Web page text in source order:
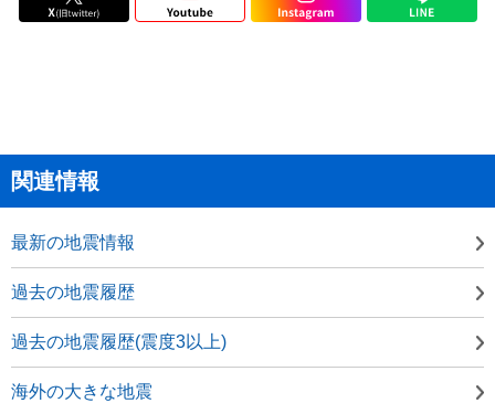
関連情報
最新の地震情報
過去の地震履歴
過去の地震履歴(震度3以上)
海外の大きな地震